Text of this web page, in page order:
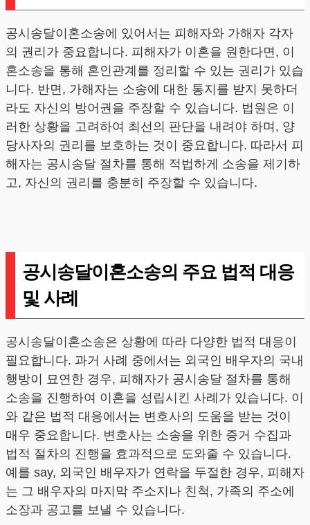
공시송달이혼소송에 있어서는 피해자와 가해자 각자
의 권리가 중요합니다. 피해자가 이혼을 원한다면, 이
혼소송을 통해 혼인관계를 정리할 수 있는 권리가 있습
니다. 반면, 가해자는 소송에 대한 통지를 받지 못하더
라도 자신의 방어권을 주장할 수 있습니다. 법원은 이
러한 상황을 고려하여 최선의 판단을 내려야 하며, 양
당사자의 권리를 보호하는 것이 중요합니다. 따라서 피
해자는 공시송달 절차를 통해 적법하게 소송을 제기하
고, 자신의 권리를 충분히 주장할 수 있습니다.
공시송달이혼소송의 주요 법적 대응
및 사례
공시송달이혼소송은 상황에 따라 다양한 법적 대응이
필요합니다. 과거 사례 중에서는 외국인 배우자의 국내
행방이 묘연한 경우, 피해자가 공시송달 절차를 통해
소송을 진행하여 이혼을 성립시킨 사례가 있습니다. 이
와 같은 법적 대응에서는 변호사의 도움을 받는 것이
매우 중요합니다. 변호사는 소송을 위한 증거 수집과
법적 절차의 진행을 효과적으로 도와줄 수 있습니다.
예를 say, 외국인 배우자가 연락을 두절한 경우, 피해자
는 그 배우자의 마지막 주소지나 친척, 가족의 주소에
소장과 공고를 보낼 수 있습니다.